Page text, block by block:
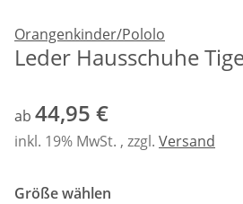
Orangenkinder/Pololo
Leder Hausschuhe
ab 44,95 €
inkl. 19% MwSt. , zzgl. Versand
Größe wählen